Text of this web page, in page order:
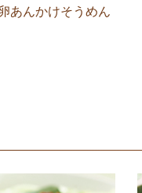
あんかけそうめん